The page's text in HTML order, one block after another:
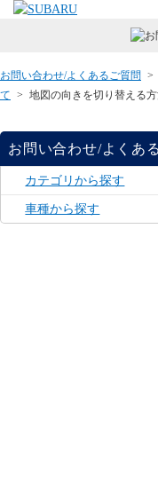
お問い合わせ/よくあるご質問 >
て > 地図の向きを切り替える
お問い合わせ/よくあ
カテゴリから探す
車種から探す